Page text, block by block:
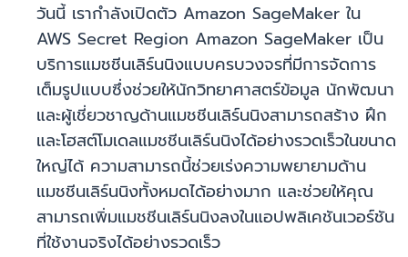
วันนี้ เรากำลังเปิดตัว Amazon SageMaker ใน
AWS Secret Region Amazon SageMaker เป็น
บริการแมชชีนเลิร์นนิงแบบครบวงจรที่มีการจัดการ
เต็มรูปแบบซึ่งช่วยให้นักวิทยาศาสตร์ข้อมูล นักพัฒนา
และผู้เชี่ยวชาญด้านแมชชีนเลิร์นนิงสามารถสร้าง ฝึก
และโฮสต์โมเดลแมชชีนเลิร์นนิงได้อย่างรวดเร็วในขนาด
ใหญ่ได้ ความสามารถนี้ช่วยเร่งความพยายามด้าน
แมชชีนเลิร์นนิงทั้งหมดได้อย่างมาก และช่วยให้คุณ
สามารถเพิ่มแมชชีนเลิร์นนิงลงในแอปพลิเคชันเวอร์ชัน
ที่ใช้งานจริงได้อย่างรวดเร็ว